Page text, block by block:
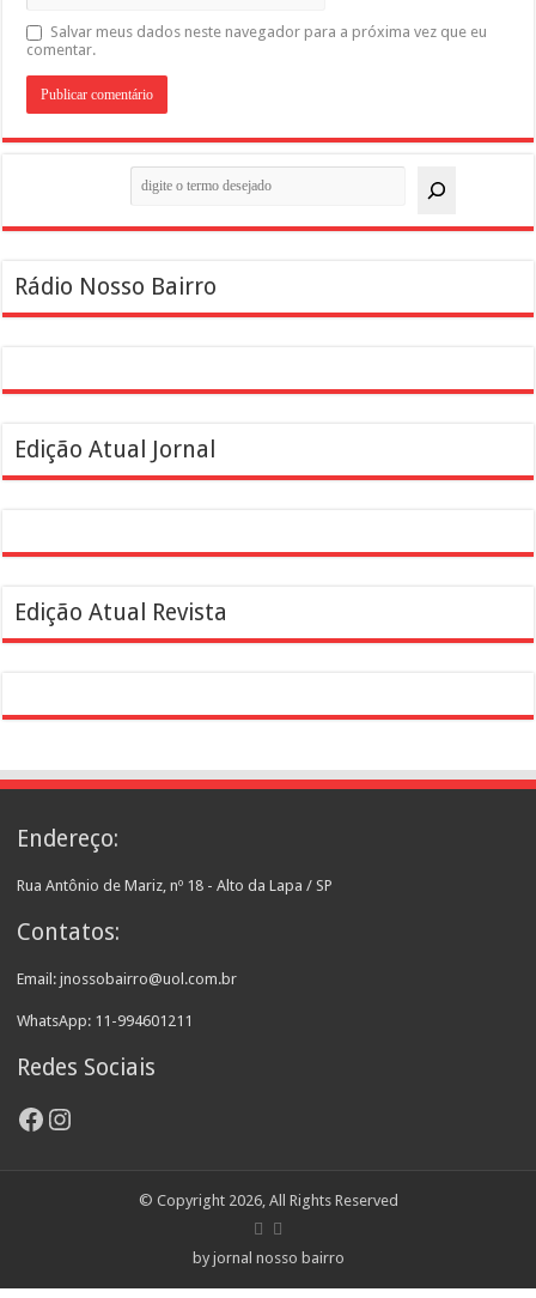
Salvar meus dados neste navegador para a próxima vez que eu
comentar.
Rádio Nosso Bairro
Edição Atual Jornal
Edição Atual Revista
Endereço:
Rua Antônio de Mariz, nº 18 - Alto da Lapa / SP
Contatos:
Email: jnossobairro@uol.com.br
WhatsApp: 11-994601211
Redes Sociais
Facebook
Instagram
© Copyright 2026, All Rights Reserved
by jornal nosso bairro